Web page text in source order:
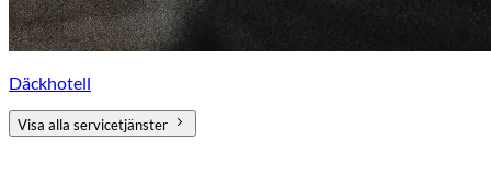
Däckhotell
Visa alla servicetjänster